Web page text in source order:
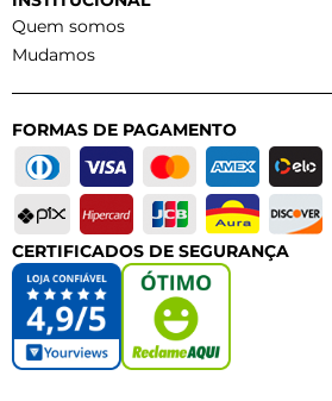
Quem somos
Mudamos
FORMAS DE PAGAMENTO
CERTIFICADOS DE SEGURANÇA